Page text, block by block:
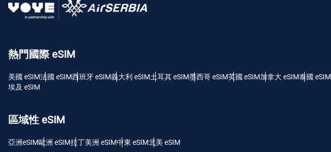
熱門國際 eSIM
美國 eSIM法國 eSIM西班牙 eSIM義大利 eSIM土耳其 eSIM墨西哥 eSIM英國 eSIM加拿大 eSIM泰國 eSIM
埃及 eSIM
區域性 eSIM
亞洲eSIM歐洲 eSIM拉丁美洲 eSIM中東 eSIM北美 eSIM